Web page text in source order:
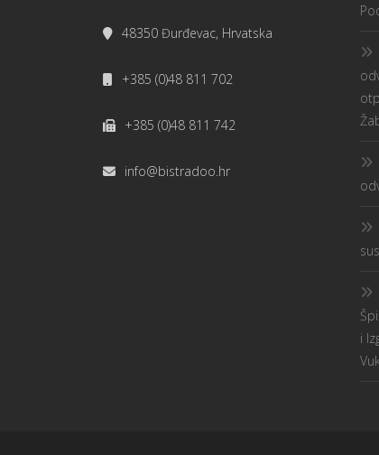
48350 Đurđevac, Hrvatska
+385 (0)48 811 702
+385 (0)48 811 742
info@bistradoo.hr
i